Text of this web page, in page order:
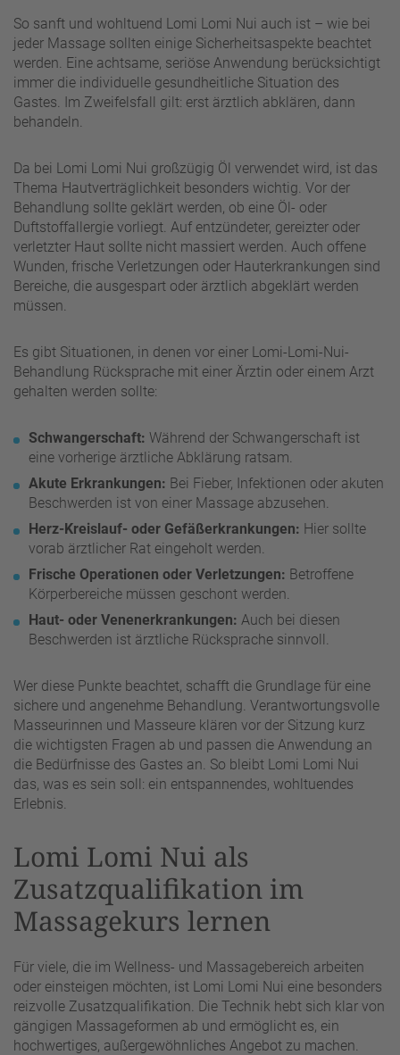
So sanft und wohltuend Lomi Lomi Nui auch ist – wie bei
jeder Massage sollten einige Sicherheitsaspekte beachtet
werden. Eine achtsame, seriöse Anwendung berücksichtigt
immer die individuelle gesundheitliche Situation des
Gastes. Im Zweifelsfall gilt: erst ärztlich abklären, dann
behandeln.
Da bei Lomi Lomi Nui großzügig Öl verwendet wird, ist das
Thema Hautverträglichkeit besonders wichtig. Vor der
Behandlung sollte geklärt werden, ob eine Öl- oder
Duftstoffallergie vorliegt. Auf entzündeter, gereizter oder
verletzter Haut sollte nicht massiert werden. Auch offene
Wunden, frische Verletzungen oder Hauterkrankungen sind
Bereiche, die ausgespart oder ärztlich abgeklärt werden
müssen.
Es gibt Situationen, in denen vor einer Lomi-Lomi-Nui-
Behandlung Rücksprache mit einer Ärztin oder einem Arzt
gehalten werden sollte:
Schwangerschaft: Während der Schwangerschaft ist
eine vorherige ärztliche Abklärung ratsam.
Akute Erkrankungen: Bei Fieber, Infektionen oder akuten
Beschwerden ist von einer Massage abzusehen.
Herz-Kreislauf- oder Gefäßerkrankungen: Hier sollte
vorab ärztlicher Rat eingeholt werden.
Frische Operationen oder Verletzungen: Betroffene
Körperbereiche müssen geschont werden.
Haut- oder Venenerkrankungen: Auch bei diesen
Beschwerden ist ärztliche Rücksprache sinnvoll.
Wer diese Punkte beachtet, schafft die Grundlage für eine
sichere und angenehme Behandlung. Verantwortungsvolle
Masseurinnen und Masseure klären vor der Sitzung kurz
die wichtigsten Fragen ab und passen die Anwendung an
die Bedürfnisse des Gastes an. So bleibt Lomi Lomi Nui
das, was es sein soll: ein entspannendes, wohltuendes
Erlebnis.
Lomi Lomi Nui als
Zusatzqualifikation im
Massagekurs lernen
Für viele, die im Wellness- und Massagebereich arbeiten
oder einsteigen möchten, ist Lomi Lomi Nui eine besonders
reizvolle Zusatzqualifikation. Die Technik hebt sich klar von
gängigen Massageformen ab und ermöglicht es, ein
hochwertiges, außergewöhnliches Angebot zu machen.